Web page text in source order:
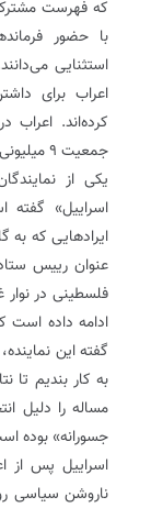
که فهرست
با حضور
استثنایی
اعراب برای
جمعیت ۹ میلیونی اسراییل را تشکیل داده‌اند.
یکی از
اسراییل»
عنوان رییس
فلسطینی در
ادامه داده است
گفته این
به کار بندیم تا
مساله را دلیل
جسورانه» بوده
اسراییل پس از
ناروشن سیاسی